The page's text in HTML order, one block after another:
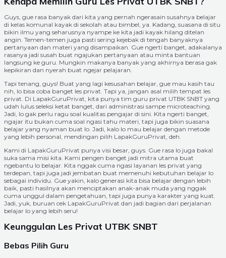
Guys, gue rasa banyak dari kita yang pernah ngerasain susahnya belajar
di kelas komunal kayak di sekolah atau bimbel, ya. Kadang, suasana di situ
bikin ilmu yang seharusnya nyampe ke kita jadi kayak hilang ditelan
angin. Temen-temen juga pasti sering kejebak di tengah banyaknya
pertanyaan dan materi yang disampaikan. Gue ngerti banget, adakalanya
rasanya jadi susah buat ngajukan pertanyaan atau minta bantuan
langsung ke guru. Mungkin makanya banyak yang akhirnya berasa gak
kepikiran dan nyerah buat ngejar pelajaran.
Tapi tenang, guys! Buat yang lagi kesusahan belajar, gue mau kasih tau
nih, lo bisa coba banget les privat. Tapi ya, jangan asal milih tempat les
privat. Di LapakGuruPrivat, kita punya tim guru privat UTBK SNBT yang
udah lulus seleksi ketat banget, dari administrasi sampe microteaching.
Jadi, lo gak perlu ragu soal kualitas pengajar di sini. Kita ngerti banget,
ngajar itu bukan cuma soal ngasi tahu materi, tapi juga bikin suasana
belajar yang nyaman buat lo. Jadi, kalo lo mau belajar dengan metode
yang lebih personal, mendingan pilih LapakGuruPrivat, deh.
Kami di LapakGuruPrivat punya visi besar, guys. Gue rasa lo juga bakal
suka sama misi kita. Kami pengen banget jadi mitra utama buat
ngebantu lo belajar. Kita nggak cuma ngasi layanan les privat yang
terdepan, tapi juga jadi jembatan buat memenuhi kebutuhan belajar lo
sebagai individu. Gue yakin, kalo generasi kita bisa belajar dengan lebih
baik, pasti hasilnya akan menciptakan anak-anak muda yang nggak
cuma unggul dalam pengetahuan, tapi juga punya karakter yang kuat.
Jadi, yuk, buruan cek LapakGuruPrivat dan jadi bagian dari perjalanan
belajar lo yang lebih seru!
Keunggulan Les Privat UTBK SNBT
Bebas Pilih Guru